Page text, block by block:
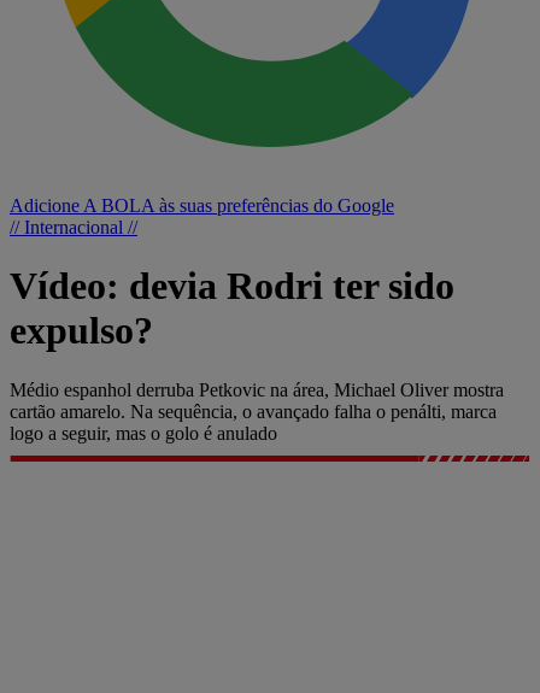
Adicione A BOLA às suas preferências do Google
// Internacional //
Vídeo: devia Rodri ter sido
expulso?
Médio espanhol derruba Petkovic na área, Michael Oliver mostra
cartão amarelo. Na sequência, o avançado falha o penálti, marca
logo a seguir, mas o golo é anulado